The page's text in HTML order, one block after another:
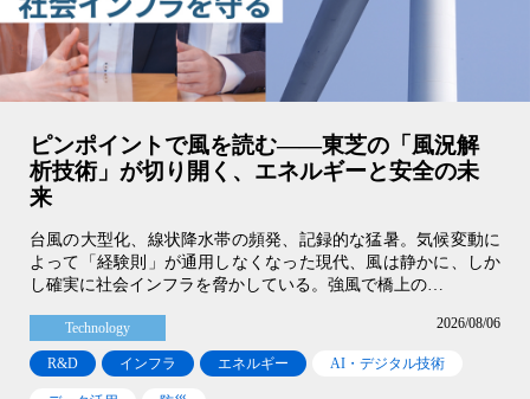
覧
ピンポイントで風を読む――東芝の「風況解
析技術」が切り開く、エネルギーと安全の未
来
台風の大型化、線状降水帯の頻発、記録的な猛暑。気候変動に
よって「経験則」が通用しなくなった現代、風は静かに、しか
し確実に社会インフラを脅かしている。強風で橋上の…
2026/08/06
Technology
R&D インフラ エネルギー AI・デジタル技術